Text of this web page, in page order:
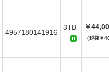
4957180141916
3TB ￥
（税抜￥